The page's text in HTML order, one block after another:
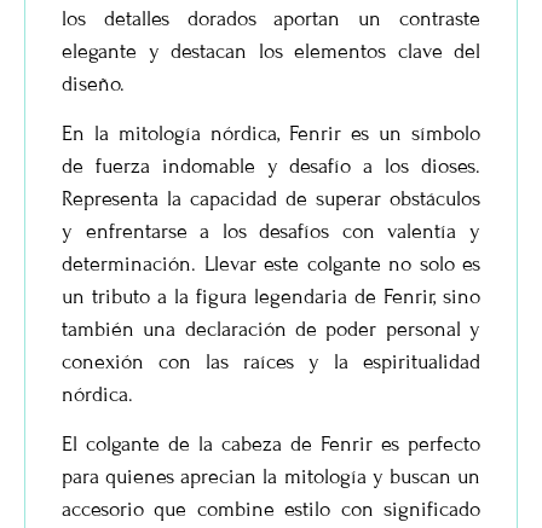
los detalles dorados aportan un contraste
elegante y destacan los elementos clave del
diseño.
En la mitología nórdica, Fenrir es un símbolo
de fuerza indomable y desafío a los dioses.
Representa la capacidad de superar obstáculos
y enfrentarse a los desafíos con valentía y
determinación. Llevar este colgante no solo es
un tributo a la figura legendaria de Fenrir, sino
también una declaración de poder personal y
conexión con las raíces y la espiritualidad
nórdica.
El colgante de la cabeza de Fenrir es perfecto
para quienes aprecian la mitología y buscan un
accesorio que combine estilo con significado